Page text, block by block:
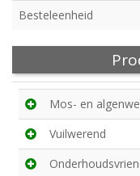
Besteleenheid
Mos- en
Vuilwerend